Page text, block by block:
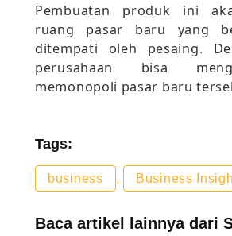
Pembuatan produk ini
ruang pasar baru yang
ditempati oleh pesaing.
perusahaan bisa
memonopoli pasar baru
Tags:
business , Business
Baca artikel lainnya dari